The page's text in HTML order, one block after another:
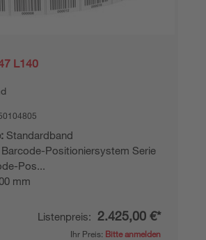
L140
Standardband
Barcode-Positioniersystem Serie
Pos...
mm
Listenpreis: 2.425,00 €*
Ihr Preis: Bitte anmelden